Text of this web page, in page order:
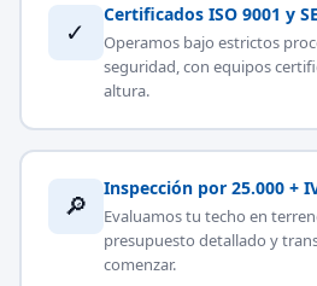
✓
Certificados ISO 9001 y
Operamos bajo estrictos
seguridad, con equipos
altura.
🔎
Inspección por 25.000 +
Evaluamos tu techo en
presupuesto detallado y
comenzar.